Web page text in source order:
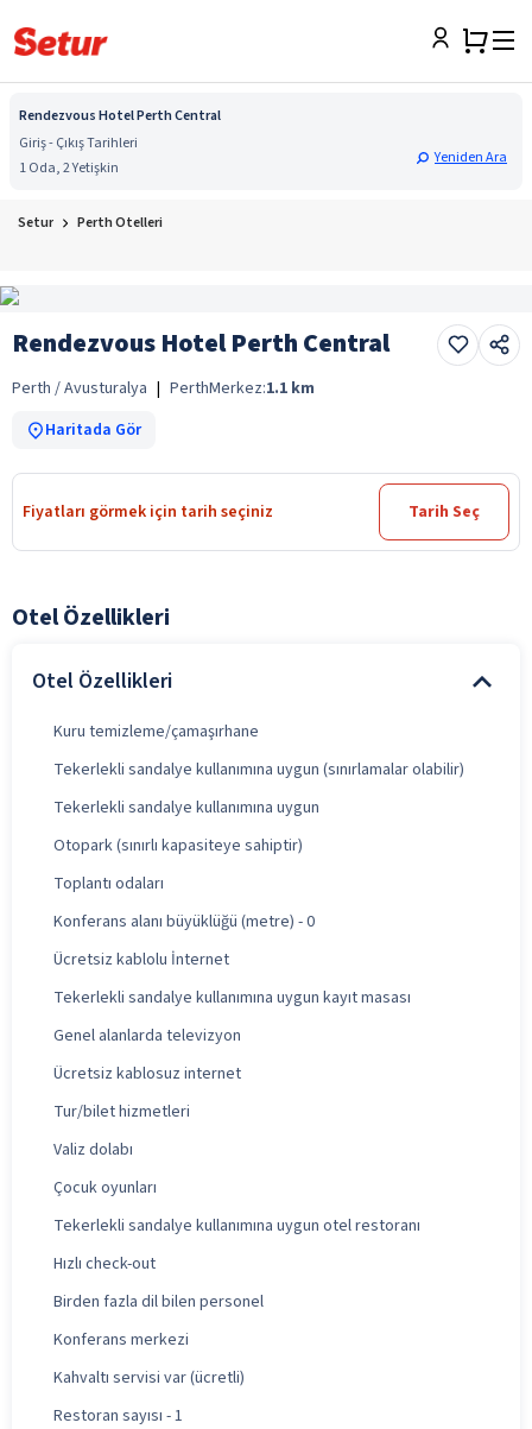
Rendezvous Hotel Perth Central
Giriş - Çıkış Tarihleri
1 Oda, 2 Yetişkin
Yeniden Ara
Setur Perth Otelleri
Rendezvous Hotel Perth Central
Perth / Avusturalya | PerthMerkez:1.1 km
Haritada Gör
Fiyatları görmek için tarih seçiniz Tarih Seç
Otel Özellikleri
Otel Özellikleri
Kuru temizleme/çamaşırhane
Tekerlekli sandalye kullanımına uygun (sınırlamalar olabilir)
Tekerlekli sandalye kullanımına uygun
Otopark (sınırlı kapasiteye sahiptir)
Toplantı odaları
Konferans alanı büyüklüğü (metre) - 0
Ücretsiz kablolu İnternet
Tekerlekli sandalye kullanımına uygun kayıt masası
Genel alanlarda televizyon
Ücretsiz kablosuz internet
Tur/bilet hizmetleri
Valiz dolabı
Çocuk oyunları
Tekerlekli sandalye kullanımına uygun otel restoranı
Hızlı check-out
Birden fazla dil bilen personel
Konferans merkezi
Kahvaltı servisi var (ücretli)
Restoran sayısı - 1